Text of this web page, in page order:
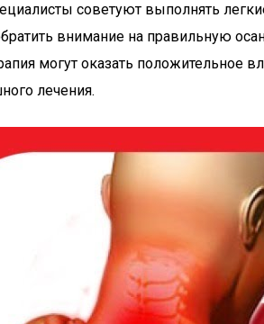
советуют выполнять
внимание на правильную
могут оказать положительное
лечения.